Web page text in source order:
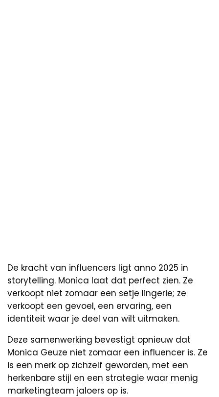
De kracht van influencers ligt anno 2025 in
storytelling. Monica laat dat perfect zien. Ze
verkoopt niet zomaar een setje lingerie; ze
verkoopt een gevoel, een ervaring, een
identiteit waar je deel van wilt uitmaken.
Deze samenwerking bevestigt opnieuw dat
Monica Geuze niet zomaar een influencer is. Ze
is een merk op zichzelf geworden, met een
herkenbare stijl en een strategie waar menig
marketingteam jaloers op is.